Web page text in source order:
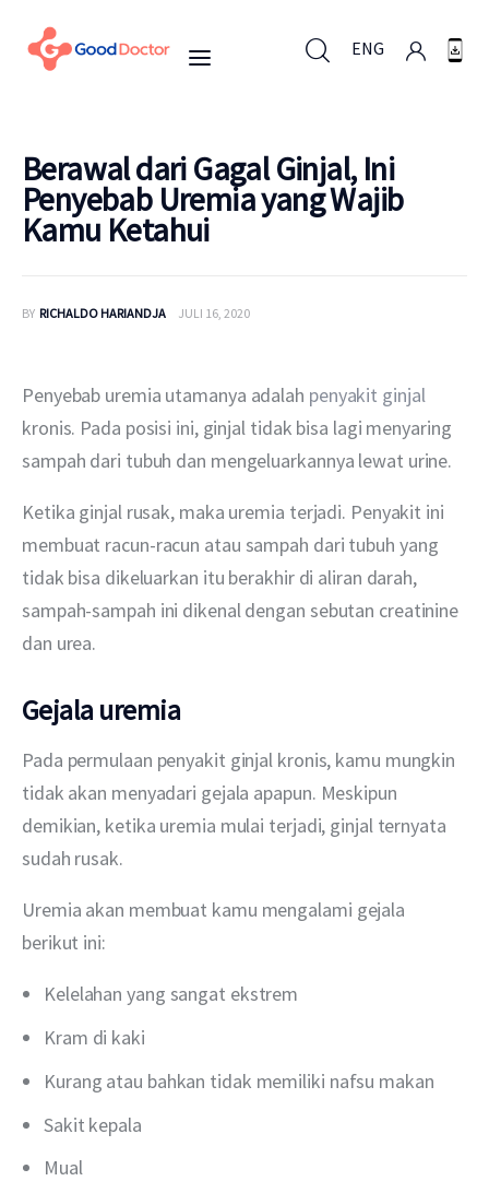
ENG
ENG
Untuk Bisnis
Layanan
Berawal dari Gagal Ginjal, Ini
Penyebab Uremia yang Wajib
Kamu Ketahui
BY RICHALDO HARIANDJA JULI 16, 2020
Penyebab uremia utamanya adalah penyakit ginjal
kronis. Pada posisi ini, ginjal tidak bisa lagi menyaring
sampah dari tubuh dan mengeluarkannya lewat urine.
Ketika ginjal rusak, maka uremia terjadi. Penyakit ini
membuat racun-racun atau sampah dari tubuh yang
tidak bisa dikeluarkan itu berakhir di aliran darah,
sampah-sampah ini dikenal dengan sebutan creatinine
dan urea.
Gejala uremia
Pada permulaan penyakit ginjal kronis, kamu mungkin
tidak akan menyadari gejala apapun. Meskipun
demikian, ketika uremia mulai terjadi, ginjal ternyata
sudah rusak.
Uremia akan membuat kamu mengalami gejala
berikut ini:
Kelelahan yang sangat ekstrem
Kram di kaki
Kurang atau bahkan tidak memiliki nafsu makan
Sakit kepala
Mual